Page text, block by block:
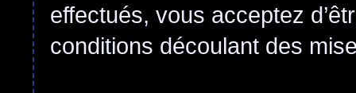
effectués, vous acceptez
conditions découlant des